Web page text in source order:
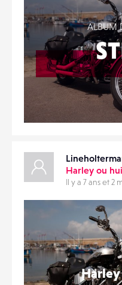
ALBUM
Harley ou
Il y a 7 ans et 2